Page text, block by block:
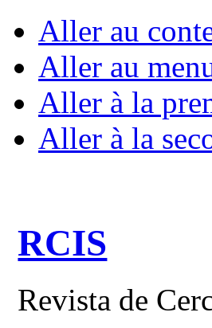
Aller au
Aller au
Aller à la
Aller à la
RCIS
Revista de